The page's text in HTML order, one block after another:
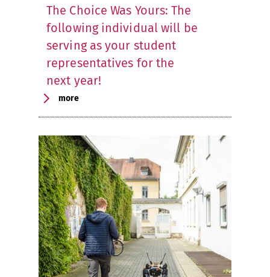
The Choice Was Yours: The
following individual will be
serving as your student
representatives for the
next year!
more